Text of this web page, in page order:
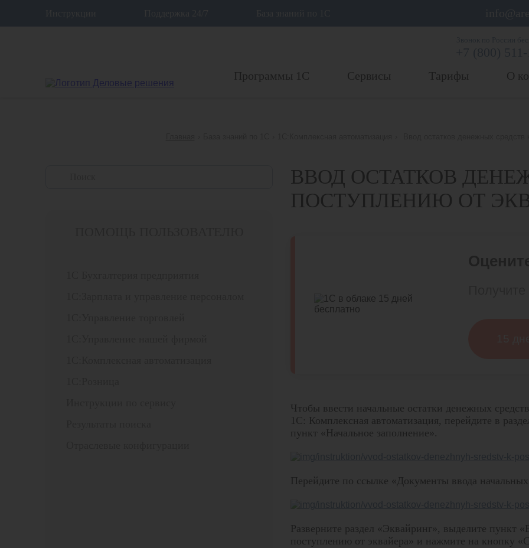
Программы 1С Сервисы Тарифы О
ВВОД ОСТАТКОВ
ПОСТУПЛЕНИЮ ОТ
Чтобы ввести начальные остатки денежных
1С: Комплексная автоматизация, перейдите в
пункт «Начальное заполнение».
Перейдите по ссылке «Документы ввода начальных
Разверните раздел «Эквайринг», выделите пункт
поступлению от эквайера» и нажмите на кнопку